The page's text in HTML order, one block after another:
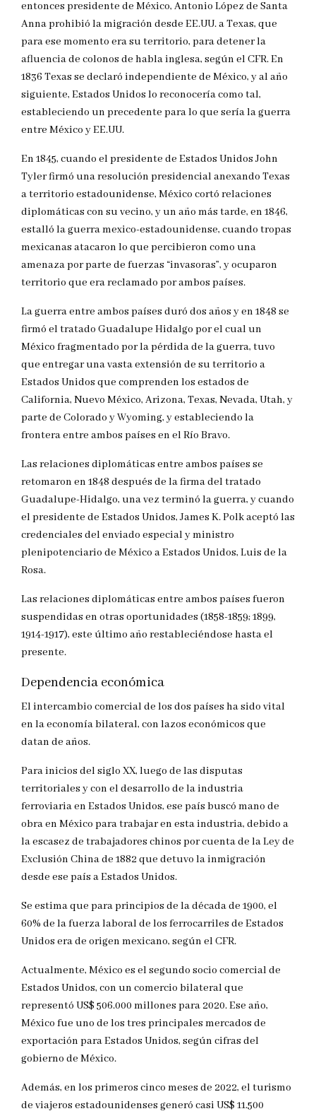
entonces presidente de México, Antonio López de Santa
Anna prohibió la migración desde EE.UU. a Texas, que
para ese momento era su territorio, para detener la
afluencia de colonos de habla inglesa, según el CFR. En
1836 Texas se declaró independiente de México, y al año
siguiente, Estados Unidos lo reconocería como tal,
estableciendo un precedente para lo que sería la guerra
entre México y EE.UU.
En 1845, cuando el presidente de Estados Unidos John
Tyler firmó una resolución presidencial anexando Texas
a territorio estadounidense, México cortó relaciones
diplomáticas con su vecino, y un año más tarde, en 1846,
estalló la guerra mexico-estadounidense, cuando tropas
mexicanas atacaron lo que percibieron como una
amenaza por parte de fuerzas “invasoras”, y ocuparon
territorio que era reclamado por ambos países.
La guerra entre ambos países duró dos años y en 1848 se
firmó el tratado Guadalupe Hidalgo por el cual un
México fragmentado por la pérdida de la guerra, tuvo
que entregar una vasta extensión de su territorio a
Estados Unidos que comprenden los estados de
California, Nuevo México, Arizona, Texas, Nevada, Utah, y
parte de Colorado y Wyoming, y estableciendo la
frontera entre ambos países en el Río Bravo.
Las relaciones diplomáticas entre ambos países se
retomaron en 1848 después de la firma del tratado
Guadalupe-Hidalgo, una vez terminó la guerra, y cuando
el presidente de Estados Unidos, James K. Polk aceptó las
credenciales del enviado especial y ministro
plenipotenciario de México a Estados Unidos, Luis de la
Rosa.
Las relaciones diplomáticas entre ambos países fueron
suspendidas en otras oportunidades (1858-1859; 1899,
1914-1917), este último año restableciéndose hasta el
presente.
Dependencia económica
El intercambio comercial de los dos países ha sido vital
en la economía bilateral, con lazos económicos que
datan de años.
Para inicios del siglo XX, luego de las disputas
territoriales y con el desarrollo de la industria
ferroviaria en Estados Unidos, ese país buscó mano de
obra en México para trabajar en esta industria, debido a
la escasez de trabajadores chinos por cuenta de la Ley de
Exclusión China de 1882 que detuvo la inmigración
desde ese país a Estados Unidos.
Se estima que para principios de la década de 1900, el
60% de la fuerza laboral de los ferrocarriles de Estados
Unidos era de origen mexicano, según el CFR.
Actualmente, México es el segundo socio comercial de
Estados Unidos, con un comercio bilateral que
representó US$ 506.000 millones para 2020. Ese año,
México fue uno de los tres principales mercados de
exportación para Estados Unidos, según cifras del
gobierno de México.
Además, en los primeros cinco meses de 2022, el turismo
de viajeros estadounidenses generó casi US$ 11.500